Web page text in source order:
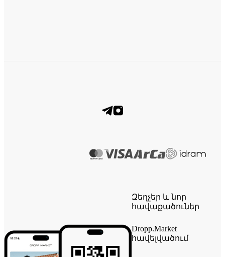
Զեղչեր և նոր
հավաքածուներ
Dropp.Market
հավելվածում